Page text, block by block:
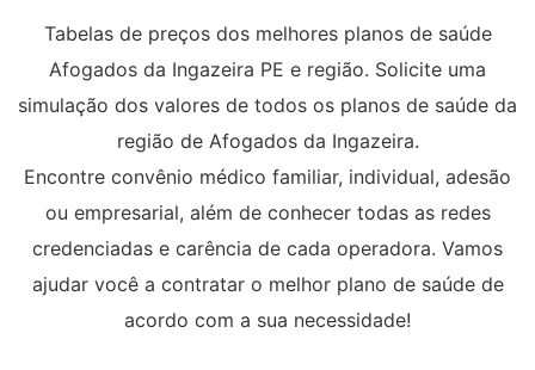
Tabelas de preços dos melhores planos de saúde
Afogados da Ingazeira PE e região. Solicite uma
simulação dos valores de todos os planos de saúde da
região de Afogados da Ingazeira.
Encontre convênio médico familiar, individual, adesão
ou empresarial, além de conhecer todas as redes
credenciadas e carência de cada operadora. Vamos
ajudar você a contratar o melhor plano de saúde de
acordo com a sua necessidade!